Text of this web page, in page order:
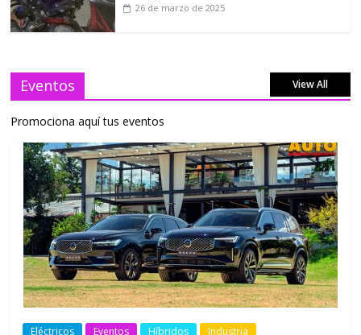
26 de marzo de 2025
Eventos View All
Promociona aquí tus eventos
Eléctricos Eventos Híbridos Industria